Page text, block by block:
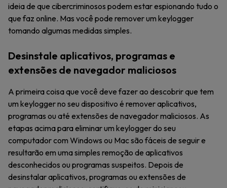
ideia de que cibercriminosos podem estar espionando tudo o
que faz online. Mas você pode remover um keylogger
tomando algumas medidas simples.
Desinstale aplicativos, programas e
extensões de navegador maliciosos
A primeira coisa que você deve fazer ao descobrir que tem
um keylogger no seu dispositivo é remover aplicativos,
programas ou até extensões de navegador maliciosos. As
etapas acima para eliminar um keylogger do seu
computador com Windows ou Mac são fáceis de seguir e
resultarão em uma simples remoção de aplicativos
desconhecidos ou programas suspeitos. Depois de
desinstalar aplicativos, programas ou extensões de